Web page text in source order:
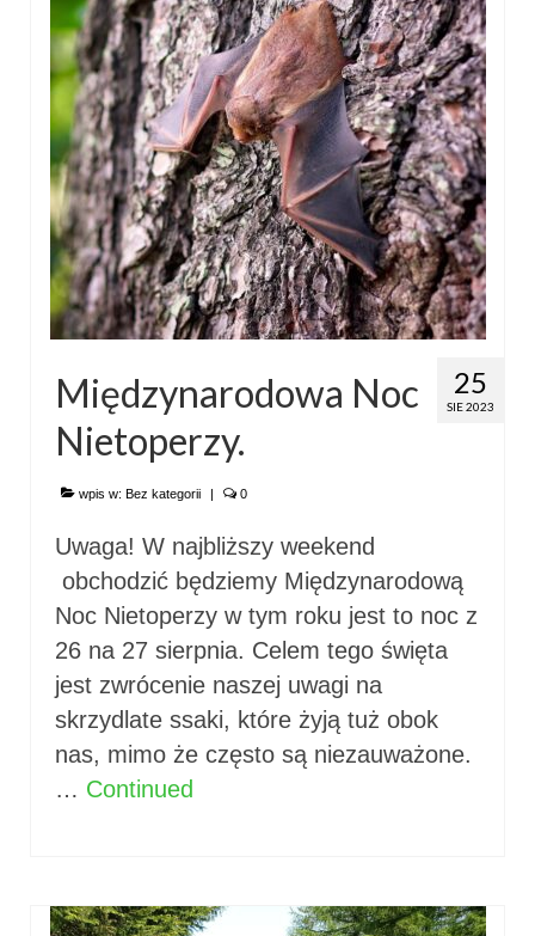
25
SIE 2023
Międzynarodowa Noc
Nietoperzy.
wpis w: Bez kategorii | 0
Uwaga! W najbliższy weekend
obchodzić będziemy Międzynarodową
Noc Nietoperzy w tym roku jest to noc z
26 na 27 sierpnia. Celem tego święta
jest zwrócenie naszej uwagi na
skrzydlate ssaki, które żyją tuż obok
nas, mimo że często są niezauważone.
… Continued